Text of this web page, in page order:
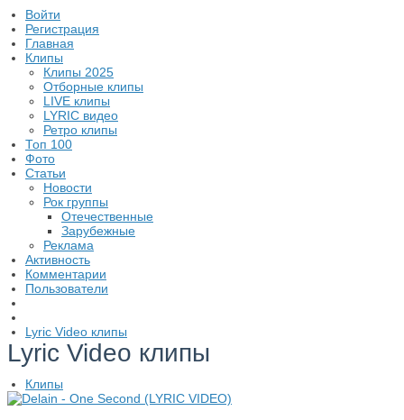
Войти
Регистрация
Главная
Клипы
Клипы 2025
Отборные клипы
LIVE клипы
LYRIC видео
Ретро клипы
Топ 100
Фото
Статьи
Новости
Рок группы
Отечественные
Зарубежные
Реклама
Активность
Комментарии
Пользователи
Lyric Video клипы
Lyric Video клипы
Клипы